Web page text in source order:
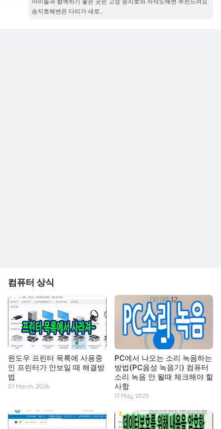
송지호해변은 다리가 새로...
컴퓨터 상식
윈도우 프린터 목록에 사용중
인 프린터가 안보일 때 해결방
법
07 March, 2026
PC에서 나오는 소리 녹음하는
방법(PC음성 녹음기) 컴퓨터
소리 녹음 안 될때 체크해야 할
사항
17 May, 2025